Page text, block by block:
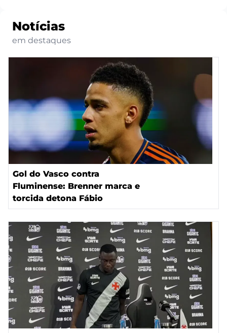
Notícias
em destaques
Gol do Vasco contra
Fluminense: Brenner marca e
torcida detona Fábio